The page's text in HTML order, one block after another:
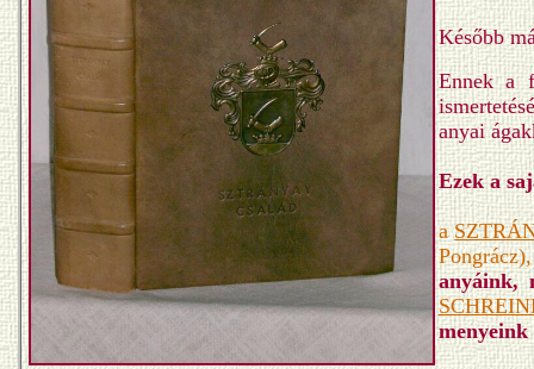
Később
Ennek a
anyai
Ezek a
a
anyáink,
menyeink